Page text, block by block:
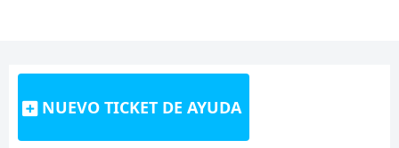
NUEVO TICKET DE AYUDA